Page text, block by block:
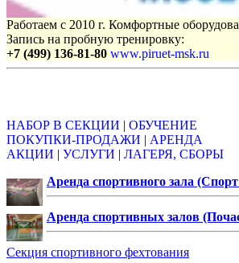
Работаем с 2010 г. Комфортные
Запись на пробную тренировку:
+7 (499) 136-81-80 www.piruet-msk.ru
НАБОР В СЕКЦИИ | ОБУЧЕНИЕ
ПОКУПКИ-ПРОДАЖИ | АРЕНДА
АКЦИИ | УСЛУГИ | ЛАГЕРЯ, СБОРЫ
Аренда спортивного зала
Аренда спортивных залов
Секция спортивного фехтования